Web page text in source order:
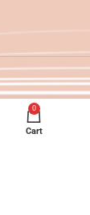
0
Cart